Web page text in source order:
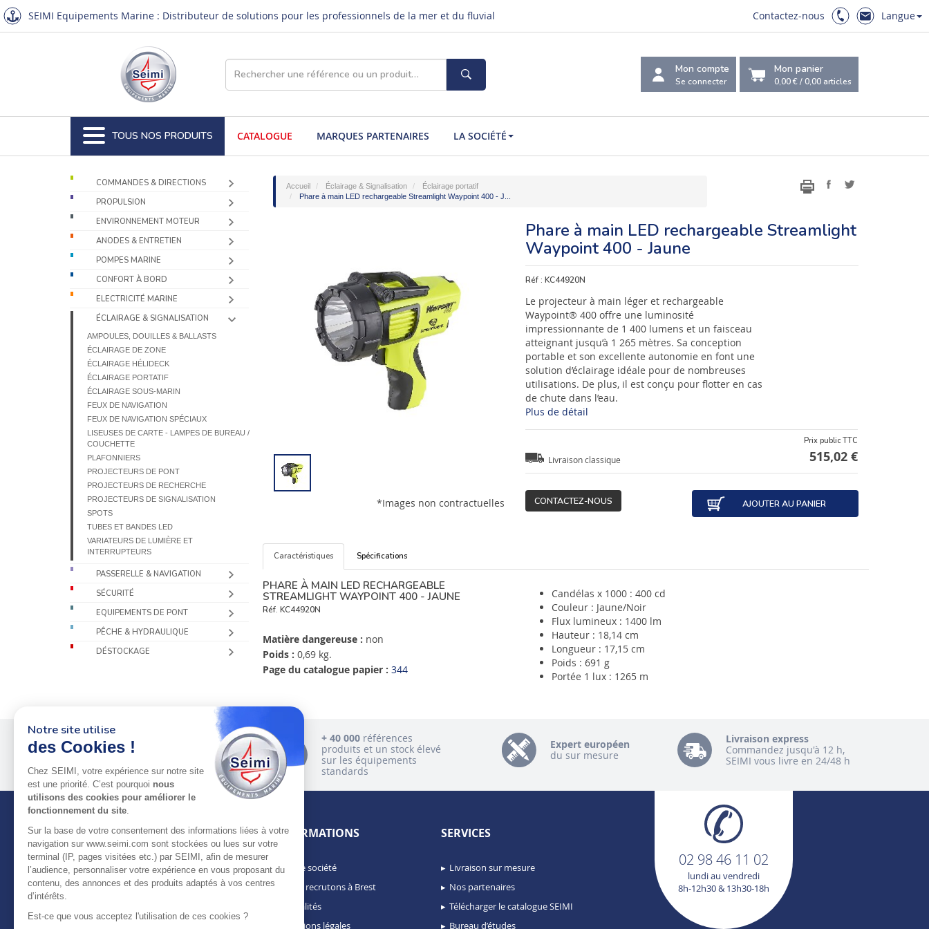
SEIMI Equipements Marine : Distributeur de solutions pour les professionnels de la mer et du fluvial Contactez-nous Langue
Mon compte
Se connecter
Mon panier
0,00 €/0,00 articles
TOUS NOS PRODUITS CATALOGUE MARQUES PARTENAIRES LA SOCIÉTÉ
COMMANDES & DIRECTIONS
PROPULSION
ENVIRONNEMENT MOTEUR
ANODES & ENTRETIEN
POMPES MARINE
CONFORT À BORD
ELECTRICITÉ MARINE
ÉCLAIRAGE & SIGNALISATION
AMPOULES, DOUILLES & BALLASTS
ÉCLAIRAGE DE ZONE
ÉCLAIRAGE HÉLIDECK
ÉCLAIRAGE PORTATIF
ÉCLAIRAGE SOUS-MARIN
FEUX DE NAVIGATION
FEUX DE NAVIGATION SPÉCIAUX
LISEUSES DE CARTE - LAMPES DE BUREAU /
COUCHETTE
PLAFONNIERS
PROJECTEURS DE PONT
PROJECTEURS DE RECHERCHE
PROJECTEURS DE SIGNALISATION
SPOTS
TUBES ET BANDES LED
VARIATEURS DE LUMIÈRE ET
INTERRUPTEURS
PASSERELLE & NAVIGATION
SÉCURITÉ
EQUIPEMENTS DE PONT
PÊCHE & HYDRAULIQUE
DÉSTOCKAGE
Accueil Éclairage & Signalisation
Éclairage portatif
Phare à main LED rechargeable Streamlight Waypoint 400 - J...
*Images non contractuelles
Phare à main LED rechargeable Streamlight
Waypoint 400 - Jaune
Réf :KC44920N
Le projecteur à main léger et rechargeable
Waypoint® 400 offre une luminosité
impressionnante de 1 400 lumens et un faisceau
atteignant jusqu’à 1 265 mètres. Sa conception
portable et son excellente autonomie en font une
solution d’éclairage idéale pour de nombreuses
utilisations. De plus, il est conçu pour flotter en cas
de chute dans l’eau.
Plus de détail
Livraison classique
Prix public TTC
515,02 €
CONTACTEZ-NOUS AJOUTER AU PANIER
Caractéristiques Spécifications
PHARE À MAIN LED RECHARGEABLE
STREAMLIGHT WAYPOINT 400 - JAUNE
Réf. KC44920N
Matière dangereuse : non
Poids : 0,69 kg.
Page du catalogue papier : 344
Candélas x 1000 : 400 cd
Couleur : Jaune/Noir
Flux lumineux : 1400 lm
Hauteur : 18,14 cm
Longueur : 17,15 cm
Poids : 691 g
Portée 1 lux : 1265 m
Plus de 50 ans
au service
des pros
+ 40 000 références
produits et un stock élevé
sur les équipements
standards
Expert européen
du sur mesure
Livraison express
Commandez jusqu'à 12 h,
SEIMI vous livre en 24/48 h
À PROPOS DE SEIMI
Depuis plus de 50 ans, nous apportons des
chantiers de construction navale, de refit,
INFORMATIONS
Notre société
Nous recrutons à Brest
Actualités
Mentions légales
SERVICES
Livraison sur mesure
Nos partenaires
Télécharger le catalogue SEIMI
Bureau d’études
02 98 46 11 02
lundi au vendredi
8h-12h30 & 13h30-18h
Notre site utilise
des Cookies !
Chez SEIMI, votre expérience sur notre site
est une priorité. C’est pourquoi nous
utilisons des cookies pour améliorer le
fonctionnement du site.
Sur la base de votre consentement des informations liées à votre
navigation sur www.seimi.com sont stockées ou lues sur votre
terminal (IP, pages visitées etc.) par SEIMI, afin de mesurer
l’audience, personnaliser votre expérience en vous proposant du
contenu, des annonces et des produits adaptés à vos centres
d’intérêts.
Est-ce que vous acceptez l'utilisation de ces cookies ?